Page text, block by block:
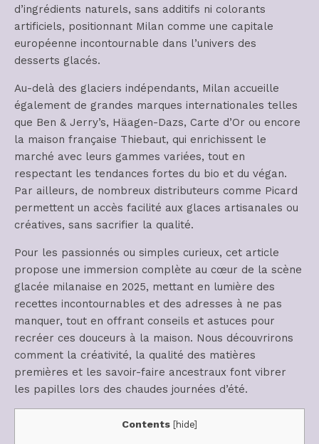
d’ingrédients naturels, sans additifs ni colorants
artificiels, positionnant Milan comme une capitale
européenne incontournable dans l’univers des
desserts glacés.
Au-delà des glaciers indépendants, Milan accueille
également de grandes marques internationales telles
que Ben & Jerry’s, Häagen-Dazs, Carte d’Or ou encore
la maison française Thiebaut, qui enrichissent le
marché avec leurs gammes variées, tout en
respectant les tendances fortes du bio et du végan.
Par ailleurs, de nombreux distributeurs comme Picard
permettent un accès facilité aux glaces artisanales ou
créatives, sans sacrifier la qualité.
Pour les passionnés ou simples curieux, cet article
propose une immersion complète au cœur de la scène
glacée milanaise en 2025, mettant en lumière des
recettes incontournables et des adresses à ne pas
manquer, tout en offrant conseils et astuces pour
recréer ces douceurs à la maison. Nous découvrirons
comment la créativité, la qualité des matières
premières et les savoir-faire ancestraux font vibrer
les papilles lors des chaudes journées d’été.
Contents [hide]